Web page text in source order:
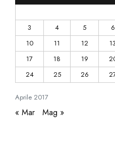
Aprile 2017
3
4 5 6
10
11 12 13
17
18 19
24
25 26
« Mar Mag »